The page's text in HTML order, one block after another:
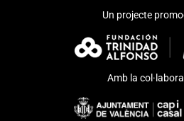
Un projecte
Amb la